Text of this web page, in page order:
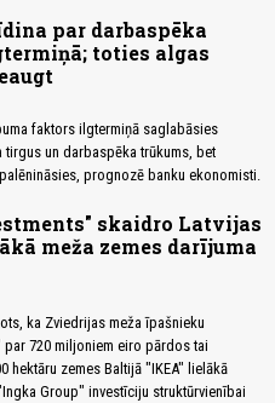
par darbaspēka
toties algas
faktors ilgtermiņā saglabāsies
un darbaspēka trūkums, bet
prognozē banku ekonomisti.
skaidro Latvijas
meža zemes darījuma
ka Zviedrijas meža īpašnieku
720 miljoniem eiro pārdos tai
hektāru zemes Baltijā "IKEA" lielākā
Group" investīciju struktūrvienībai